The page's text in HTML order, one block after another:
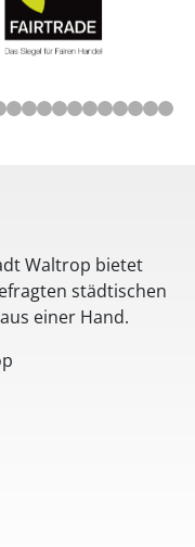
Waltrop bietet
städtischen
einer Hand.